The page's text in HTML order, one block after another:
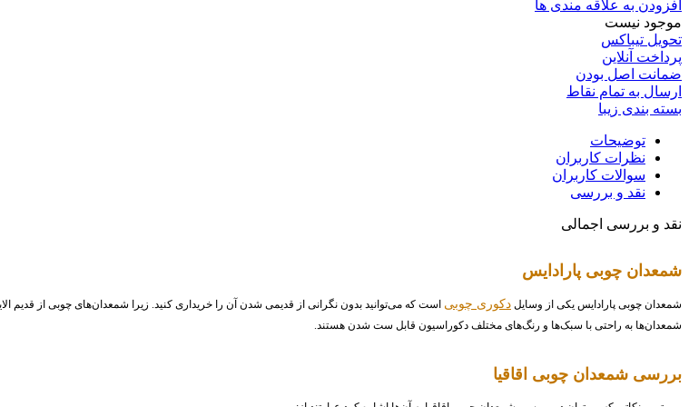
افزودن به علاقه مندی ها
موجود نیست
تحویل تیباکس
پرداخت آنلاین
ضمانت اصل بودن
ارسال به تمام نقاط
بسته بندی زیبا
توضیحات
نظرات کاربران
سوالات کاربران
نقد و بررسی
نقد و بررسی اجمالی
شمعدان چوبی پارادایس
شمعدان چوبی پارادایس یکی از وسایل دکوری چوبی است که می‌توانید بدون نگرانی از قدیمی شدن آن را خریداری کنید. زیرا شمعدان‌های چوبی از قدیم
شمعدان‌ها به راحتی با سبک‌ها و رنگ‌های مختلف دکوراسیون قابل ست شدن هستند.
بررسی شمعدان چوبی اقاقیا